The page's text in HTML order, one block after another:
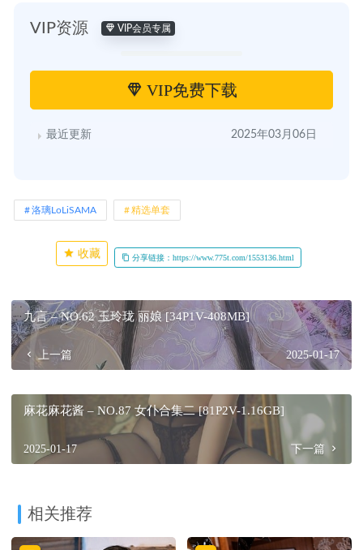
VIP资源 VIP会员专属
VIP免费下载
最近更新 2025年03月06日
洛璃LoLiSAMA 精选单套
收藏 分享链接：https://www.775t.com/1553136.html
九言 – NO.62 玉玲珑 丽娘 [34P1V-408MB]
上一篇 2025-01-17
麻花麻花酱 – NO.87 女仆合集二 [81P2V-1.16GB]
2025-01-17 下一篇
相关推荐